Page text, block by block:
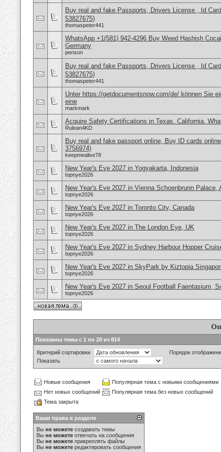
Buy real and fake Passports, Drivers License , Id
53827675)
thomaspeter441
WhatsApp +1(581) 942-4296 Buy Weed Hashish
Germany
penson
Buy real and fake Passports, Drivers License , Id
53827675)
thomaspeter441
Unter https://getdocumentsnow.com/de/ können Sie
eine
markmark
Acquire Safety Certifications in Texas. California.
Rulean4KD
Buy real and fake passport online, Buy ID cards
3756974)
keepmealive78
New Year's Eve 2027 in Yogyakarta, Indonesia
topnye2026
New Year's Eve 2027 in Vienna Schoenbrunn Palace,
topnye2026
New Year's Eve 2027 in Toronto City, Canada
topnye2026
New Year's Eve 2027 in The London Eye, UK
topnye2026
New Year's Eve 2027 in Sydney Harbour Hopper
topnye2026
New Year's Eve 2027 in SkyPark by Kiztopia
topnye2026
New Year's Eve 2027 in Seoul Football Faentasium,
topnye2026
Показаны темы с 1 по 20 из 814
Критерий сортировки
Порядок
Показать
Новые сообщения
Популярная тема с новыми сообщениями
Нет новых сообщений
Популярная тема без новых сообщений
Тема закрыта
Ваши права в разделе
Вы не можете создавать темы
Вы не можете отвечать на сообщения
Вы не можете прикреплять файлы
Вы не можете редактировать сообщения